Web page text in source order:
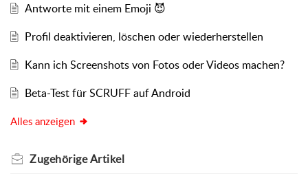
Antworte mit einem Emoji 😈
Profil deaktivieren, löschen oder wiederherstellen
Kann ich Screenshots von Fotos oder Videos machen?
Beta-Test für SCRUFF auf Android
Alles anzeigen
ZugehörigeArtikel